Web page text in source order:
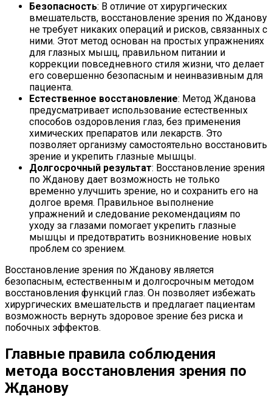
Безопасность: В отличие от хирургических
вмешательств, восстановление зрения по Жданову
не требует никаких операций и рисков, связанных с
ними. Этот метод основан на простых упражнениях
для глазных мышц, правильном питании и
коррекции повседневного стиля жизни, что делает
его совершенно безопасным и неинвазивным для
пациента.
Естественное восстановление: Метод Жданова
предусматривает использование естественных
способов оздоровления глаз, без применения
химических препаратов или лекарств. Это
позволяет организму самостоятельно восстановить
зрение и укрепить глазные мышцы.
Долгосрочный результат: Восстановление зрения
по Жданову дает возможность не только
временно улучшить зрение, но и сохранить его на
долгое время. Правильное выполнение
упражнений и следование рекомендациям по
уходу за глазами помогает укрепить глазные
мышцы и предотвратить возникновение новых
проблем со зрением.
Восстановление зрения по Жданову является
безопасным, естественным и долгосрочным методом
восстановления функций глаз. Он позволяет избежать
хирургических вмешательств и предлагает пациентам
возможность вернуть здоровое зрение без риска и
побочных эффектов.
Главные правила соблюдения
метода восстановления зрения по
Жданову